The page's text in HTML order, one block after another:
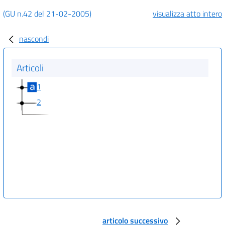
(GU n.42 del 21-02-2005)
visualizza atto intero
nascondi
Articoli
1
2
articolo successivo